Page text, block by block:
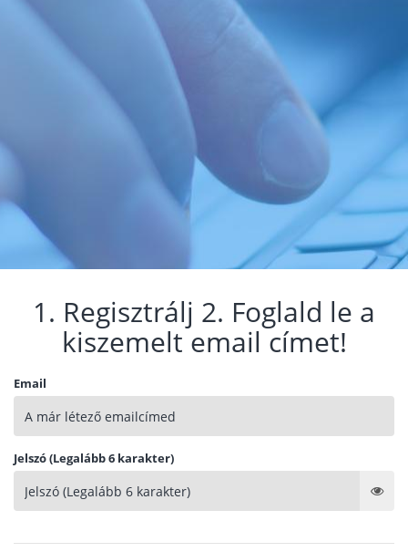
1. Regisztrálj 2. Foglald le a
kiszemelt email címet!
Email
Jelszó (Legalább 6 karakter)